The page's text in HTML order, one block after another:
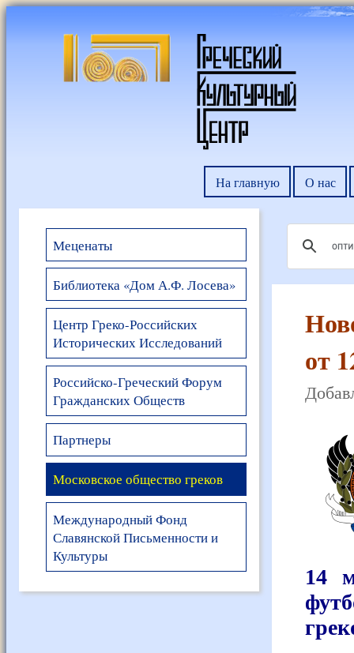
На главную О нас
Меценаты
Библиотека «Дом А.Ф. Лосева»
Центр Греко-Российских
Исторических Исследований
Российско-Греческий Форум
Гражданских Обществ
Партнеры
Московское общество греков
Международный Фонд
Славянской Письменности и
Культуры
от
14